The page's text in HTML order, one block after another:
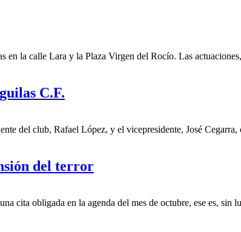
en la calle Lara y la Plaza Virgen del Rocío. Las
C.F.
del club, Rafael López, y el vicepresidente, José
del terror
cita obligada en la agenda del mes de octubre, ese es, sin